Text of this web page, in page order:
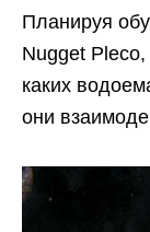
Планируя
Nugget
каких
они